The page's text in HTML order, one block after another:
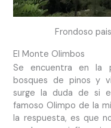
Frondoso
El Monte Olimbos
Se encuentra en la
bosques de pinos y
surge la duda de si
famoso Olimpo de la
la respuesta, es que